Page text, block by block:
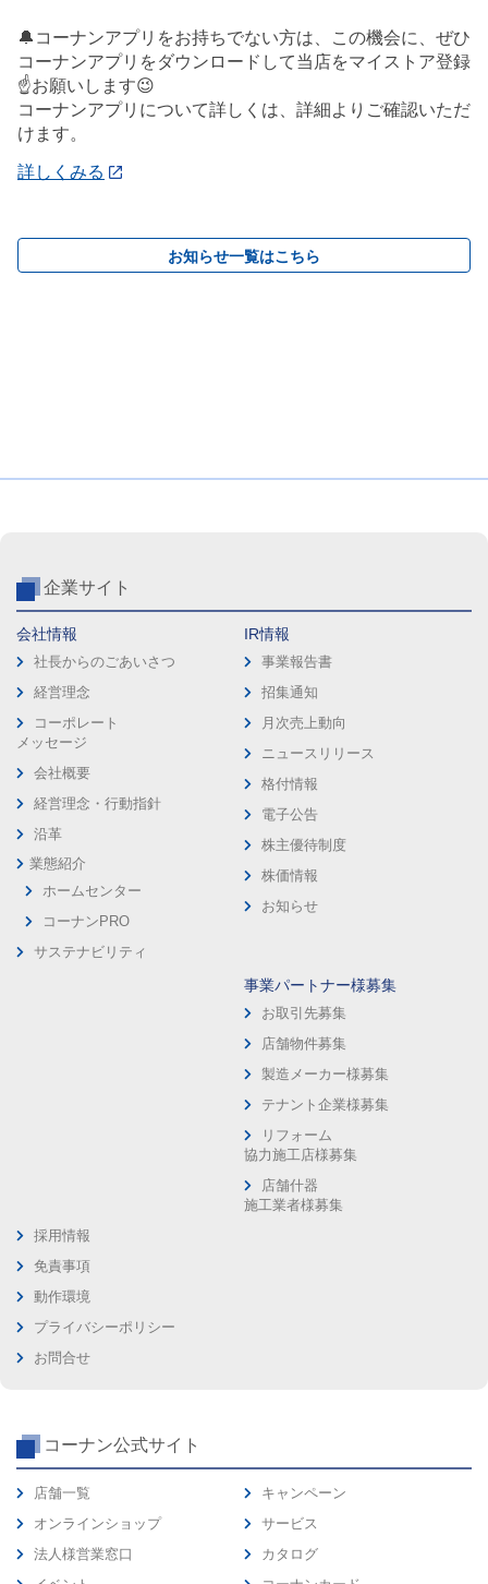
🔔コーナンアプリをお持ちでない方は、この機会に、ぜひ
コーナンアプリをダウンロードして当店をマイストア登録
☝️お願いします😉
コーナンアプリについて詳しくは、詳細よりご確認いただ
けます。
詳しくみる
お知らせ一覧はこちら
企業サイト
会社情報
社長からのごあいさつ
経営理念
コーポレート
メッセージ
会社概要
経営理念・行動指針
沿革
業態紹介
ホームセンター
コーナンPRO
サステナビリティ
IR情報
事業報告書
招集通知
月次売上動向
ニュースリリース
格付情報
電子公告
株主優待制度
株価情報
お知らせ
事業パートナー様募集
お取引先募集
店舗物件募集
製造メーカー様募集
テナント企業様募集
リフォーム
協力施工店様募集
店舗什器
施工業者様募集
採用情報
免責事項
動作環境
プライバシーポリシー
お問合せ
コーナン公式サイト
店舗一覧
オンラインショップ
法人様営業窓口
キャンペーン
サービス
カタログ